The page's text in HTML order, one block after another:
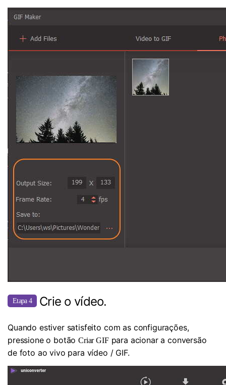
Etapa 4 Crie o vídeo.
Quando estiver satisfeito com as configurações,
pressione o botãoCriar GIFpara acionar a conversão
de foto ao vivo para vídeo / GIF.